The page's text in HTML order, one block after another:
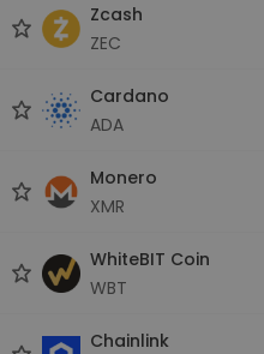
Zcash
ZEC
Cardano
ADA
Monero
XMR
WhiteBIT Coin
WBT
Chainlink